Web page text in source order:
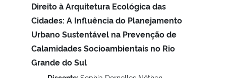
Direito à Arquitetura Ecológica das
Cidades: A Influência do Planejamento
Urbano Sustentável na Prevenção de
Calamidades Socioambientais no Rio
Grande do Sul